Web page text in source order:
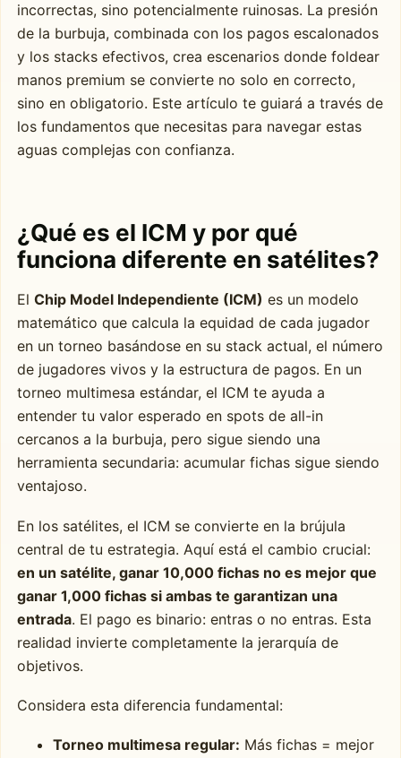
incorrectas, sino potencialmente ruinosas. La presión
de la burbuja, combinada con los pagos escalonados
y los stacks efectivos, crea escenarios donde foldear
manos premium se convierte no solo en correcto,
sino en obligatorio. Este artículo te guiará a través de
los fundamentos que necesitas para navegar estas
aguas complejas con confianza.
¿Qué es el ICM y por qué
funciona diferente en satélites?
El Chip Model Independiente (ICM) es un modelo
matemático que calcula la equidad de cada jugador
en un torneo basándose en su stack actual, el número
de jugadores vivos y la estructura de pagos. En un
torneo multimesa estándar, el ICM te ayuda a
entender tu valor esperado en spots de all-in
cercanos a la burbuja, pero sigue siendo una
herramienta secundaria: acumular fichas sigue siendo
ventajoso.
En los satélites, el ICM se convierte en la brújula
central de tu estrategia. Aquí está el cambio crucial:
en un satélite, ganar 10,000 fichas no es mejor que
ganar 1,000 fichas si ambas te garantizan una
entrada. El pago es binario: entras o no entras. Esta
realidad invierte completamente la jerarquía de
objetivos.
Considera esta diferencia fundamental:
Torneo multimesa regular: Más fichas = mejor